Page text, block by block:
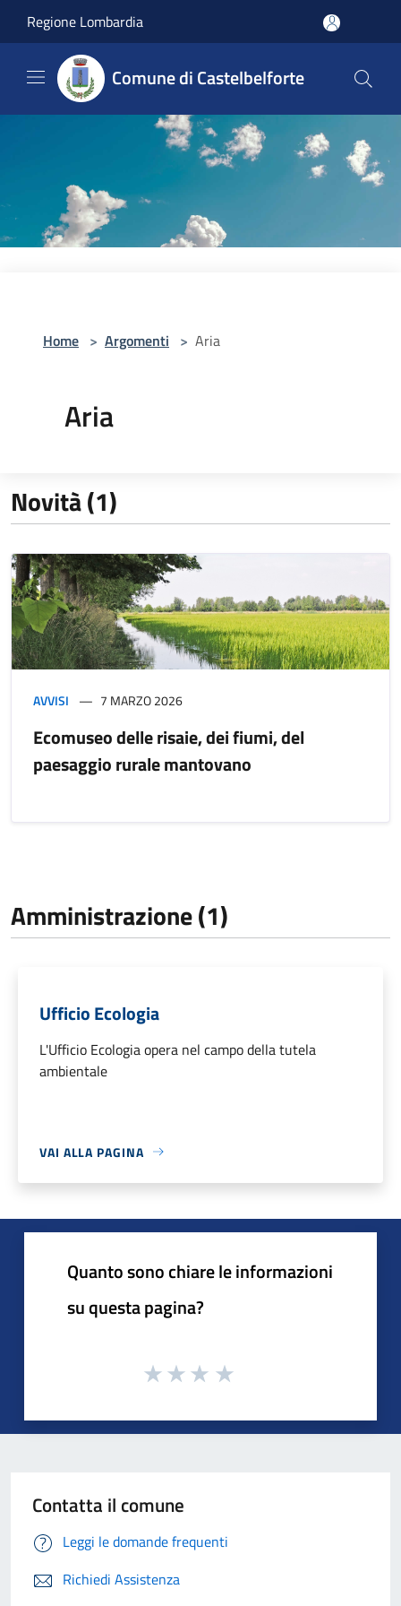
Regione Lombardia
Comune di Castelbelforte
Home > Argomenti > Aria
Aria
Novità (1)
AVVISI 7 MARZO 2026
Ecomuseo delle risaie, dei fiumi, del
paesaggio rurale mantovano
Amministrazione (1)
Ufficio Ecologia
L'Ufficio Ecologia opera nel campo della tutela
ambientale
VAI ALLA PAGINA
Quanto sono chiare le informazioni
su questa pagina?
Contatta il comune
Leggi le domande frequenti
Richiedi Assistenza